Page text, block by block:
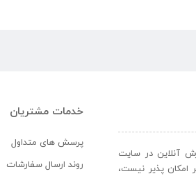
آنلاین در سایت
امکان پذیر نیست،
خدمات مشتریان
پرسش های متداول
روند ارسال سفارشات